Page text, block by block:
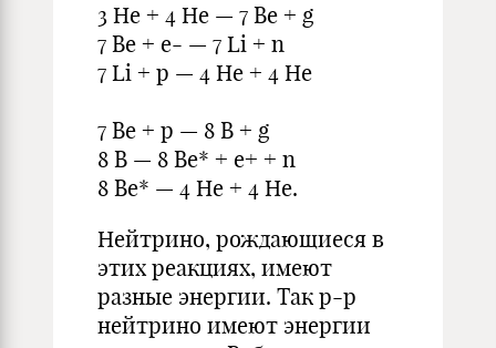
3 He + 4 He — 7 Be + g
7 Be + е- — 7 Li + n
7 Li + p — 4 He + 4 He
7 Be + p — 8 B + g
8 B — 8 Be* + е+ + n­­­­­­­
8 Be* — 4 He + 4 He.
Нейтрино, рождающиеся в
этих реакциях, имеют
разные энергии. Так p-p
нейтрино имеют энергии